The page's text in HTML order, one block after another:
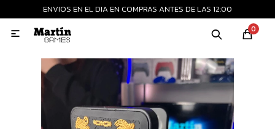
ENVIOS EN EL DIA EN COMPRAS ANTES DE LAS 12:00
0

MI CUENTA